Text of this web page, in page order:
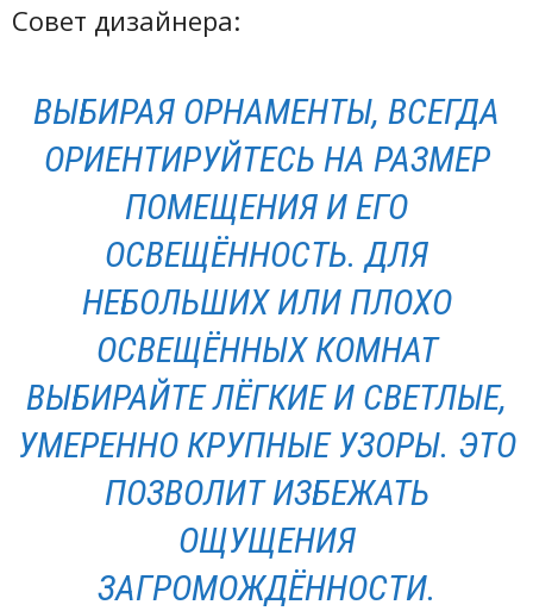
Совет дизайнера:
ВЫБИРАЯ ОРНАМЕНТЫ, ВСЕГДА
ОРИЕНТИРУЙТЕСЬ НА РАЗМЕР
ПОМЕЩЕНИЯ И ЕГО
ОСВЕЩЁННОСТЬ. ДЛЯ
НЕБОЛЬШИХ ИЛИ ПЛОХО
ОСВЕЩЁННЫХ КОМНАТ
ВЫБИРАЙТЕ ЛЁГКИЕ И СВЕТЛЫЕ,
УМЕРЕННО КРУПНЫЕ УЗОРЫ. ЭТО
ПОЗВОЛИТ ИЗБЕЖАТЬ
ОЩУЩЕНИЯ
ЗАГРОМОЖДЁННОСТИ.